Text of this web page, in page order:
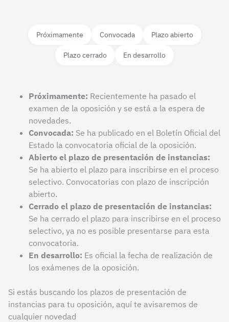
Próximamente Convocada Plazo abierto
Plazo cerrado En desarrollo
Próximamente: Recientemente ha pasado el
examen de la oposición y se está a la espera de
novedades.
Convocada: Se ha publicado en el Boletín Oficial del
Estado la convocatoria oficial de la oposición.
Abierto el plazo de presentación de instancias:
Se ha abierto el plazo para inscribirse en el proceso
selectivo. Convocatorias con plazo de inscripción
abierto.
Cerrado el plazo de presentación de instancias:
Se ha cerrado el plazo para inscribirse en el proceso
selectivo, ya no es posible presentarse para esta
convocatoria.
En desarrollo: Es oficial la fecha de realización de
los exámenes de la oposición.
Si estás buscando los plazos de presentación de
instancias para tu oposición, aquí te avisaremos de
cualquier novedad